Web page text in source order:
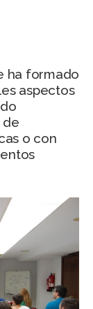
ha formado
aspectos
de
o con